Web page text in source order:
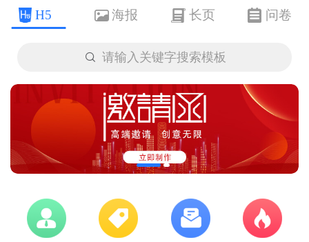
H5 海报 长页 问卷
 请输入关键字搜索模板